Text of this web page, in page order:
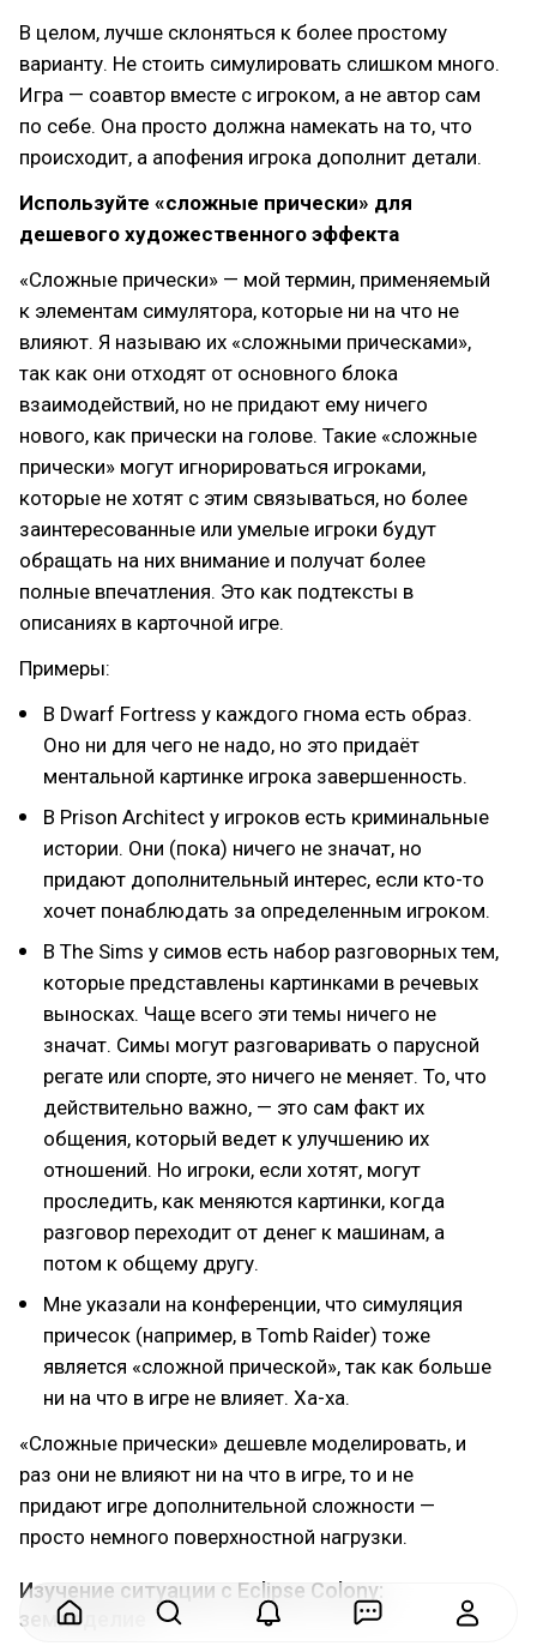
В целом, лучше склоняться к более простому
варианту. Не стоить симулировать слишком много.
Игра — соавтор вместе с игроком, а не автор сам
по себе. Она просто должна намекать на то, что
происходит, а апофения игрока дополнит детали.
Используйте «сложные прически» для
дешевого художественного эффекта
«Сложные прически» — мой термин, применяемый
к элементам симулятора, которые ни на что не
влияют. Я называю их «сложными прическами»,
так как они отходят от основного блока
взаимодействий, но не придают ему ничего
нового, как прически на голове. Такие «сложные
прически» могут игнорироваться игроками,
которые не хотят с этим связываться, но более
заинтересованные или умелые игроки будут
обращать на них внимание и получат более
полные впечатления. Это как подтексты в
описаниях в карточной игре.
Примеры:
В Dwarf Fortress у каждого гнома есть образ.
Оно ни для чего не надо, но это придаёт
ментальной картинке игрока завершенность.
В Prison Architect у игроков есть криминальные
истории. Они (пока) ничего не значат, но
придают дополнительный интерес, если кто-то
хочет понаблюдать за определенным игроком.
В The Sims у симов есть набор разговорных тем,
которые представлены картинками в речевых
выносках. Чаще всего эти темы ничего не
значат. Симы могут разговаривать о парусной
регате или спорте, это ничего не меняет. То, что
действительно важно, — это сам факт их
общения, который ведет к улучшению их
отношений. Но игроки, если хотят, могут
проследить, как меняются картинки, когда
разговор переходит от денег к машинам, а
потом к общему другу.
Мне указали на конференции, что симуляция
причесок (например, в Tomb Raider) тоже
является «сложной прической», так как больше
ни на что в игре не влияет. Ха-ха.
«Сложные прически» дешевле моделировать, и
раз они не влияют ни на что в игре, то и не
придают игре дополнительной сложности —
просто немного поверхностной нагрузки.
Изучение ситуации с Eclipse Colony:
земледелие